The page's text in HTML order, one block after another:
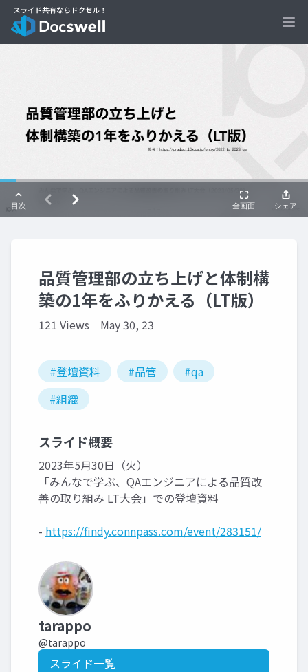
品質管理部の立ち上げと体制構
築の1年をふりかえる（LT版）
121 Views May 30, 23
#登壇資料 #品管
#qa
#組織
スライド概要
2023年5月30日（火）
「みんなで学ぶ、QAエンジニアによる品質改
善の取り組み LT大会」での登壇資料
- https://findy.connpass.com/event/283151/
tarappo
@tarappo
スライド一覧